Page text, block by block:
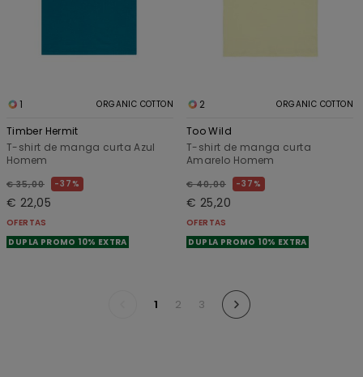
1 ORGANIC COTTON
Timber Hermit
T-shirt de manga curta Azul
Homem
€ 35,00 37%
€ 22,05
OFERTAS
DUPLA PROMO 10% EXTRA
2 ORGANIC COTTON
Too Wild
T-shirt de manga curta
Amarelo Homem
€ 40,00 37%
€ 25,20
OFERTAS
DUPLA PROMO 10% EXTRA
1 2 3